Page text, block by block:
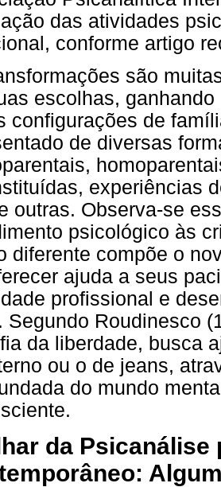
das atividades
conforme artigo
são
escolhas,
configurações de
de diversas
experiências
outras. Observa-se
psicológico às
diferente compõe o
ajuda a seus
profissional e
. Segundo Roudinesco
da liberdade, busca
ou o de jeans,
do mundo
da Psicanálise